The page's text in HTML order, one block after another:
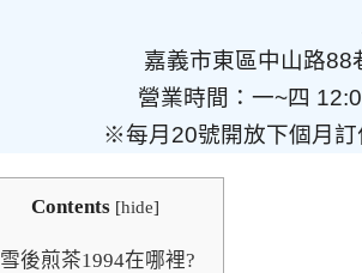
嘉義市東區中山路88
營業時間：一~四
※每月20號開放下個月
Contents [hide]
雪後煎茶1994在哪裡?